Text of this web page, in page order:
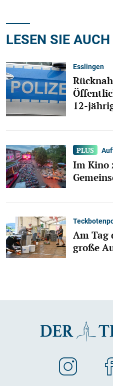
LESEN SIE AUCH
Esslingen
12-
Im Kino
Am Tag
große